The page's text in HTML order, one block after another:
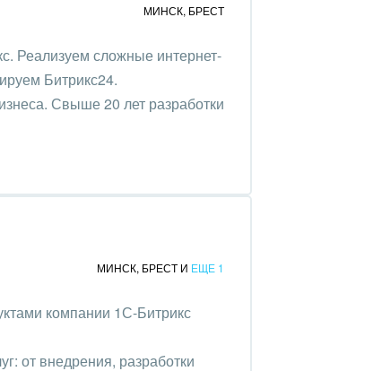
МИНСК, БРЕСТ
Реализуем сложные интернет-
Битрикс24.
Свыше 20 лет разработки
МИНСК, БРЕСТ И ЕЩЕ 1
компании 1С-Битрикс
от внедрения, разработки